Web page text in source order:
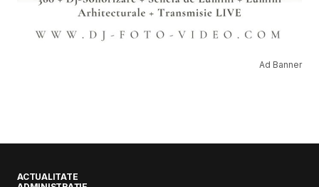
Ad Banner
ACTUALITATE